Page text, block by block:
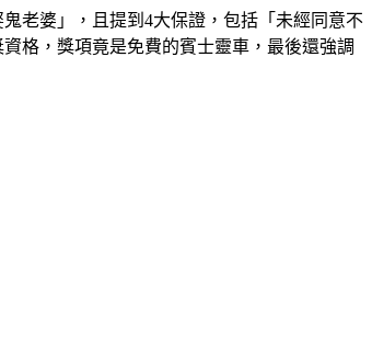
老婆」，且提到4大保證，包括「未經同意不
格，獎項竟是免費的賓士靈車，最後還強調